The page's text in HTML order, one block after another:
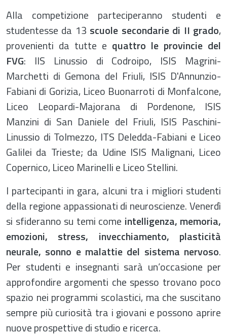
Alla competizione parteciperanno studenti e
studentesse da 13 scuole secondarie di II grado,
provenienti da tutte e quattro le provincie del
FVG: IIS Linussio di Codroipo, ISIS Magrini-
Marchetti di Gemona del Friuli, ISIS D'Annunzio-
Fabiani di Gorizia, Liceo Buonarroti di Monfalcone,
Liceo Leopardi-Majorana di Pordenone, ISIS
Manzini di San Daniele del Friuli, ISIS Paschini-
Linussio di Tolmezzo, ITS Deledda-Fabiani e Liceo
Galilei da Trieste; da Udine ISIS Malignani, Liceo
Copernico, Liceo Marinelli e Liceo Stellini.
I partecipanti in gara, alcuni tra i migliori studenti
della regione appassionati di neuroscienze. Venerdì
si sfideranno su temi come intelligenza, memoria,
emozioni, stress, invecchiamento, plasticità
neurale, sonno e malattie del sistema nervoso.
Per studenti e insegnanti sarà un’occasione per
approfondire argomenti che spesso trovano poco
spazio nei programmi scolastici, ma che suscitano
sempre più curiosità tra i giovani e possono aprire
nuove prospettive di studio e ricerca.